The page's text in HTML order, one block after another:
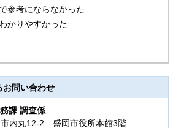
参考にならなかった
かりやすかった
お問い合わせ
課 調査係
内丸12-2 盛岡市役所本館3階